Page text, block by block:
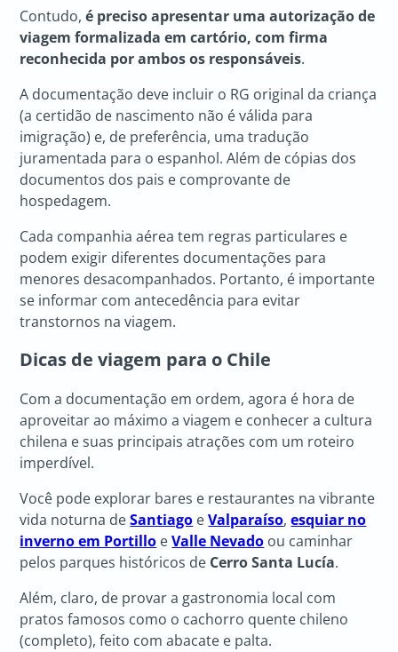
Contudo,é preciso apresentar uma autorização de
viagem formalizada em cartório, com firma
reconhecida por ambos os responsáveis.
A documentação deve incluir o RG original da criança
(a certidão de nascimento não é válida para
imigração) e, de preferência, uma tradução
juramentada para o espanhol. Além de cópias dos
documentos dos pais e comprovante de
hospedagem.
Cada companhia aérea tem regras particulares e
podem exigir diferentes documentações para
menores desacompanhados. Portanto, é importante
se informar com antecedência para evitar
transtornos na viagem.
Dicas de viagem para o Chile
Com a documentação em ordem, agora é hora de
aproveitar ao máximo a viagem e conhecer a cultura
chilena e suas principais atrações com um roteiro
imperdível.
Você pode explorar bares e restaurantes na vibrante
vida noturna deSantiago eValparaíso,esquiar no
inverno em Portillo eValle Nevado ou caminhar
pelos parques históricos de Cerro Santa Lucía.
Além, claro, de provar a gastronomia local com
pratos famosos como o cachorro quente chileno
(completo), feito com abacate e palta.